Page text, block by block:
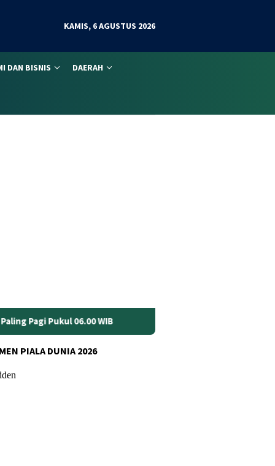
KAMIS, 6 AGUSTUS 2026
DAN BISNIS DAERAH
Anggaran Jalan Jambi Rp70 Miliar Dinilai Belum Cukup,
PIALA DUNIA 2026